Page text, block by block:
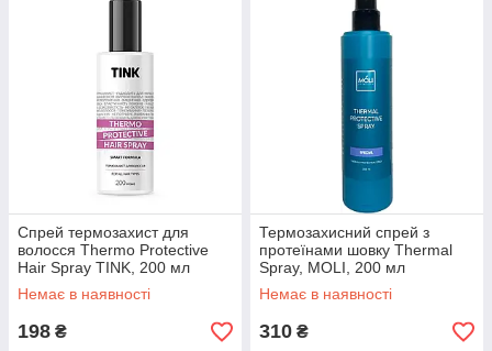
Спрей термозахист для
волосся Thermo Protective
Hair Spray TINK, 200 мл
Немає в наявності
198 ₴
Термозахисний спрей з
протеїнами шовку Thermal
Spray, MOLI, 200 мл
Немає в наявності
310 ₴